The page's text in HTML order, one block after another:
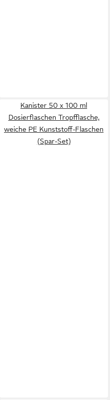
Kanister 50 x 100 ml
Dosierflaschen Tropfflasche,
weiche PE Kunststoff-Flaschen
(Spar-Set)